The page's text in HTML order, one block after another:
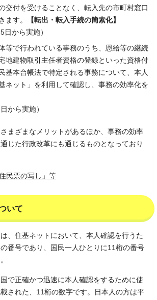
交付を受けることなく、転入先の市町村窓口
ます。
【転出・転入手続の簡素化】
日から実施）
等で行われている事務のうち、恩給等の継続
地建物取引主任者資格の登録といった資格付
基本台帳法で特定される事務について、本人
ネット」を利用して確認し、事務の効率化を
から実施）
まざまなメリットがあるほか、事務の効率
じた行政改革にも通じるものとなっており
民票の写し」等
いて
は、住基ネットにおいて、本人確認を行うた
番号であり、国民一人ひとりに11桁の番号
で正確かつ迅速に本人確認をするために使
された、11桁の数字です。日本人の方は平